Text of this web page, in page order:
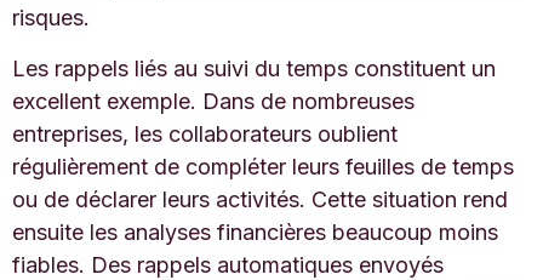
risques.
Les rappels liés au suivi du temps constituent un
excellent exemple. Dans de nombreuses
entreprises, les collaborateurs oublient
régulièrement de compléter leurs feuilles de temps
ou de déclarer leurs activités. Cette situation rend
ensuite les analyses financières beaucoup moins
fiables. Des rappels automatiques envoyés